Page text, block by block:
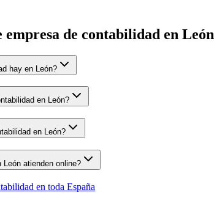
empresa de contabilidad en León
hay en León?
en León?
en León?
atienden online?
en toda España